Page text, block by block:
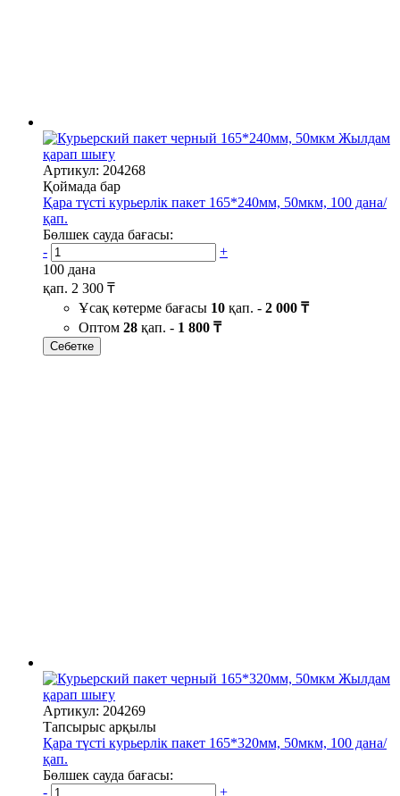
Жылдам
қарап шығу
Артикул: 204268
Қоймада бар
Қара түсті курьерлік пакет 165*240мм, 50мкм, 100 дана/
қап.
Бөлшек сауда бағасы:
-
+
100 дана
қап. 2 300 ₸
Ұсақ көтерме бағасы 10 қап. - 2 000 ₸
Оптом 28 қап. - 1 800 ₸
Себетке
Жылдам
қарап шығу
Артикул: 204269
Тапсырыс арқылы
Қара түсті курьерлік пакет 165*320мм, 50мкм, 100 дана/
қап.
Бөлшек сауда бағасы:
-
+